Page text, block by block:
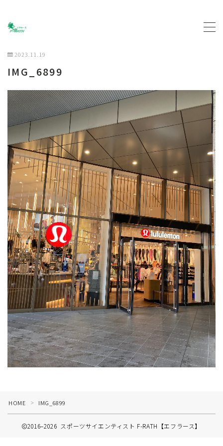
MENU
トップページ
プロフィール
主な活動について
契約企業について
お問い合わせ
ブログ
2023.11.19
IMG_6899
HOME ＞ IMG_6899
2016–2026 スポーツサイエンティスト F-RATH【エフラース】